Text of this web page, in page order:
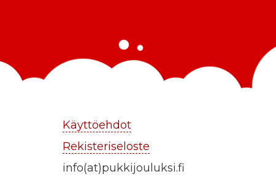
Käyttöehdot
Rekisteriseloste
info(at)pukkijouluksi.fi